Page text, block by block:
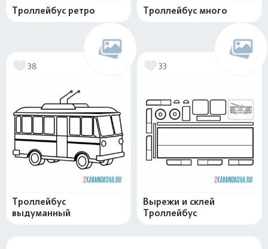
Троллейбус ретро Троллейбус много
38
Троллейбус
выдуманный
33
Вырежи и склей
Троллейбус